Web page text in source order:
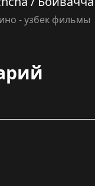
- узбек фильмы